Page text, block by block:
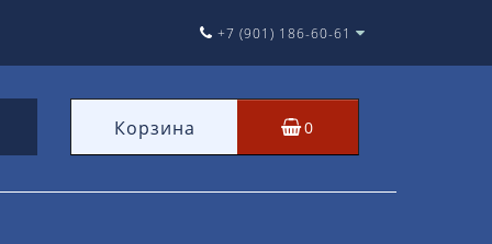
+7 (901) 186-60-61
Корзина 0